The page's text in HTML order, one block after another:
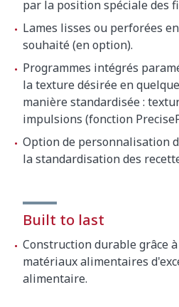
par la position spéciale des
Lames lisses ou perforées
souhaité (en option).
Programmes intégrés
la texture désirée en
manière standardisée :
impulsions (fonction
Option de personnalisation
la standardisation des
Built to last
Construction durable grâce
matériaux alimentaires
alimentaire.